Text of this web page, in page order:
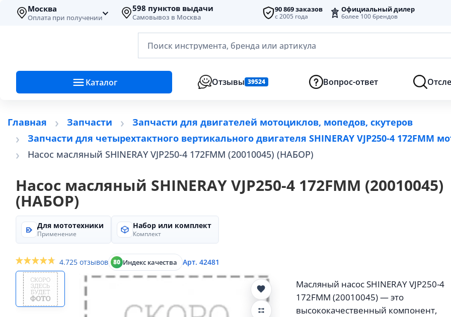
Москва
Оплата при получении
598 пунктов выдачи
Самовывоз в Москва
90 869 заказов
с 2005 года
Официальный дилер
более 100 брендов
Поиск инструмента, бренда или артикула
Каталог Отзывы 39524 Вопрос-ответ
Главная Запчасти
Запчасти для двигателей мотоциклов, мопедов, скутеров
Запчасти для четырехтактного вертикального двигателя SHINERAY VJP250-4 172FMM
Насос масляный SHINERAY VJP250-4 172FMM (20010045) (НАБОР)
Насос масляный SHINERAY VJP250-4 172FMM (20010045)
(НАБОР)
Для мототехники
Применение
Набор или комплект
Комплект
4.725 отзывов 80 Индекс качества Арт. 42481
Масляный насос SHINERAY VJP250-4
172FMM (20010045) — это
высококачественный компонент,